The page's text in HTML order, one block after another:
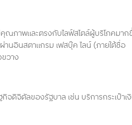
ณภาพและตรงกับไลฟ์สไตล์ผู้บริโภคมาก
นอินสตาแกรม เฟสบุ๊ค ไลน์ (ภายใต้ชื่อ
วาง
จดิจิตัลของรัฐบาล เช่น บริการกระเป๋าเ